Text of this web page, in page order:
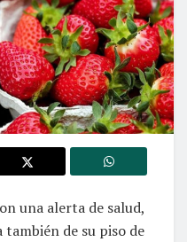
una alerta de salud,
de su piso de